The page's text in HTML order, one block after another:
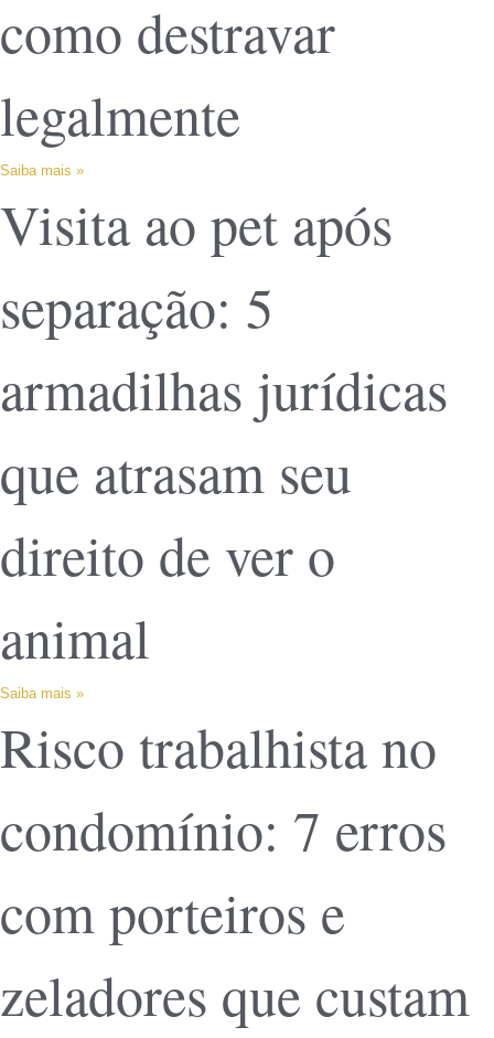
como destravar
legalmente
Saiba mais »
Visita ao pet após
separação: 5
armadilhas jurídicas
que atrasam seu
direito de ver o
animal
Saiba mais »
Risco trabalhista no
condomínio: 7 erros
com porteiros e
zeladores que custam